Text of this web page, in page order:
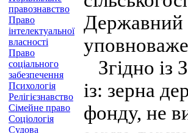
правознавство
Право
інтелектуальної
власності
Право
соціального
забезпечення
Психологія
Релігієзнавство
Сімейне право
Соціологія
Судова
Державний
Згідно із
із: зерна
фонду, не